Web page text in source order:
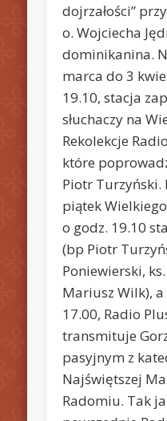
dojrzałości”
o. Wojciecha
dominikanina.
marca do 3
19.10, stacja
słuchaczy na
Rekolekcje
które
Piotr Turzyński.
piątek
o godz. 19.10
(bp Piotr
Poniewierski, ks.
Mariusz Wilk),
17.00, Radio
transmituje
pasyjnym z
Najświętszej
Radomiu. Tak